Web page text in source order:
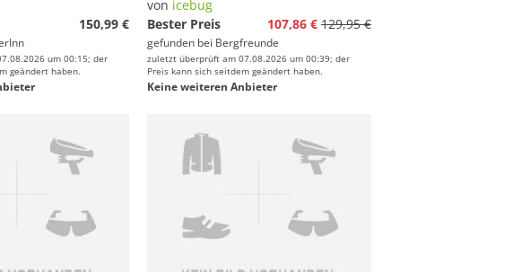
150,99 €
um 00:15; der
geändert haben.
von icebug
Bester Preis
107,86 € 129,95 €
gefunden bei Bergfreunde
zuletzt überprüft am 07.08.2026 um 00:39; der
Preis kann sich seitdem geändert haben.
Keine weiteren Anbieter